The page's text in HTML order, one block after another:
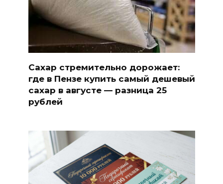
Сахар стремительно дорожает:
где в Пензе купить самый дешевый
сахар в августе — разница 25
рублей